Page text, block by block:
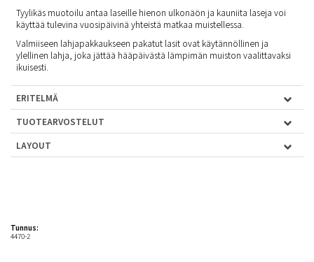
Tyylikäs muotoilu antaa laseille hienon ulkonäön ja kauniita laseja voi
käyttää tulevina vuosipäivinä yhteistä matkaa muistellessa.
Valmiiseen lahjapakkaukseen pakatut lasit ovat käytännöllinen ja
ylellinen lahja, joka jättää hääpäivästä lämpimän muiston vaalittavaksi
ikuisesti.
ERITELMÄ
TUOTEARVOSTELUT
LAYOUT
Tunnus:
4470-2